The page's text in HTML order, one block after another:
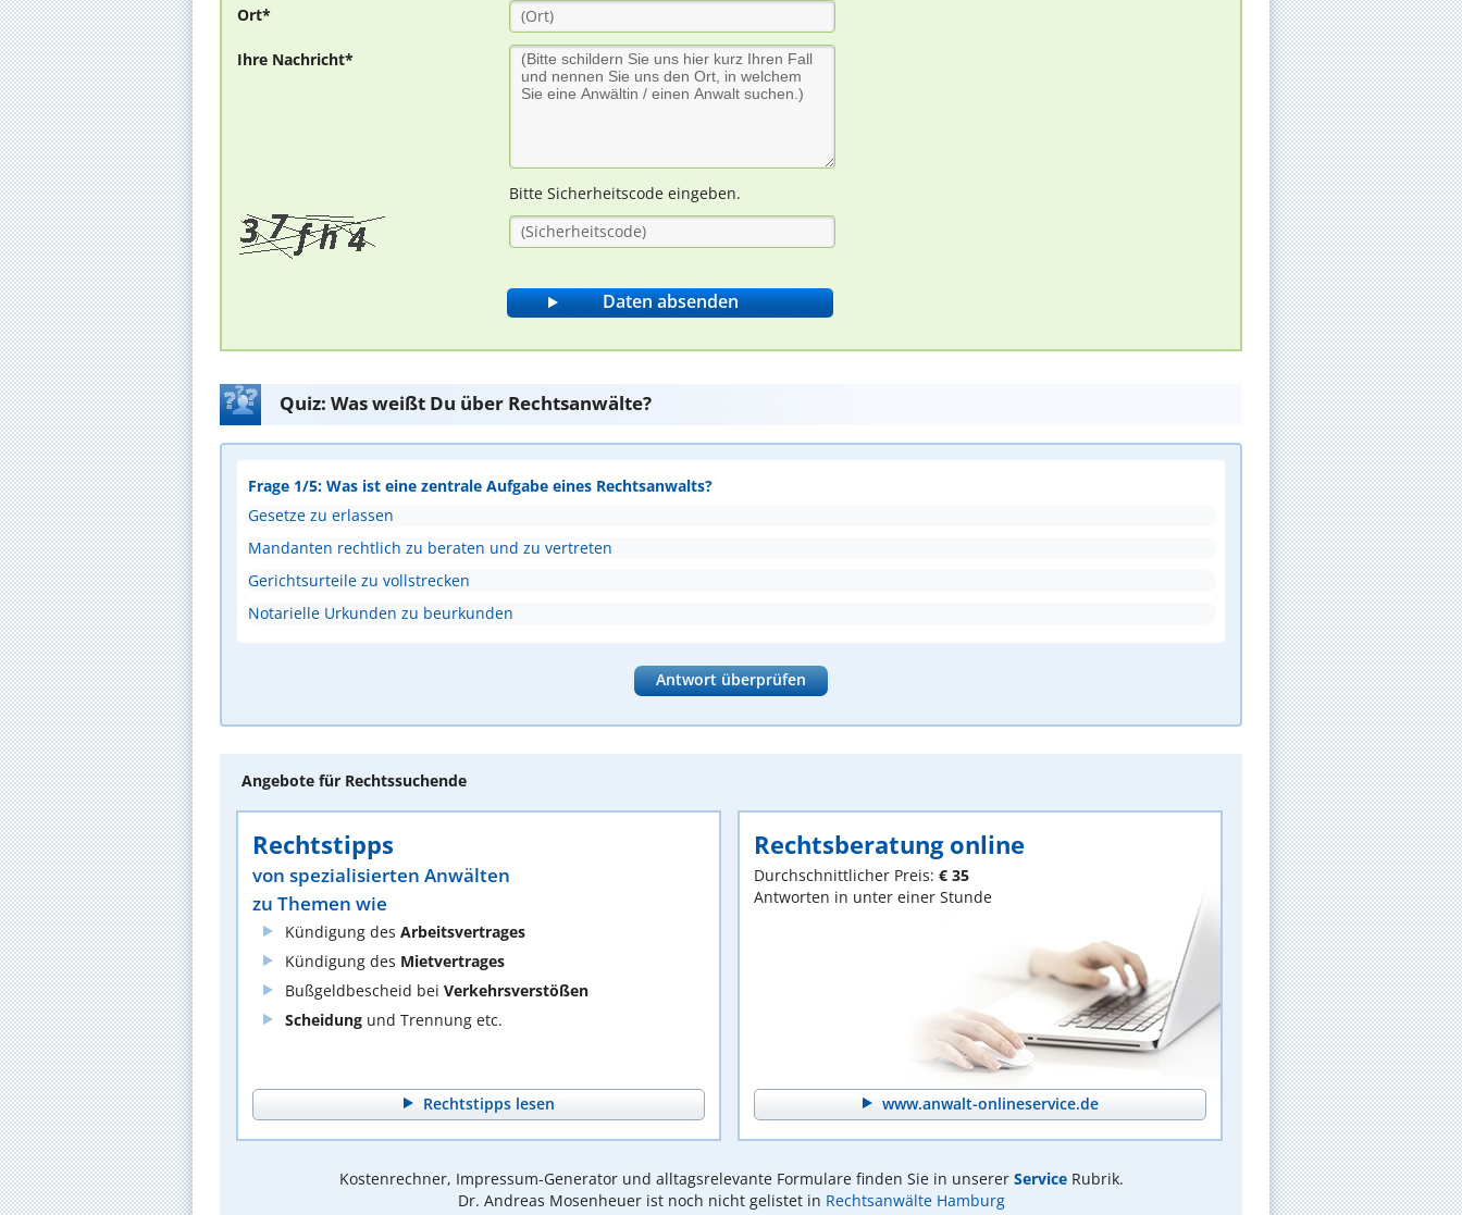
Ort*
Ihre Nachricht*
Bitte Sicherheitscode eingeben.
Quiz: Was weißt Du über Rechtsanwälte?
Frage 1/5: Was ist eine zentrale Aufgabe eines Rechtsanwalts?
Gesetze zu erlassen
Mandanten rechtlich zu beraten und zu vertreten
Gerichtsurteile zu vollstrecken
Notarielle Urkunden zu beurkunden
Antwort überprüfen
Angebote für Rechtssuchende
Rechtstipps
von spezialisierten Anwälten
zu Themen wie
Kündigung des Arbeitsvertrages
Kündigung des Mietvertrages
Bußgeldbescheid bei Verkehrsverstößen
Scheidung und Trennung etc.
Rechtstipps lesen
Rechtsberatung online
Durchschnittlicher Preis: € 35
Antworten in unter einer Stunde
www.anwalt-onlineservice.de
Kostenrechner, Impressum-Generator und alltagsrelevante Formulare finden Sie in unserer ServiceRubrik.
Dr. Andreas Mosenheuer ist noch nicht gelistet in Rechtsanwälte Hamburg